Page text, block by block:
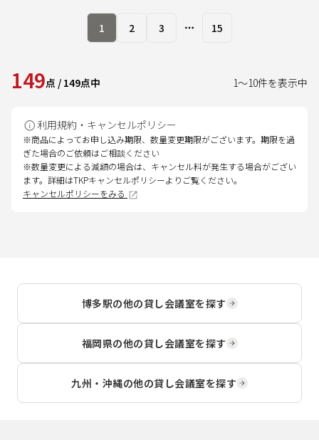
1 2 3 More pages
15
149点 / 149点中 1～10件を表示中
利用規約・キャンセルポリシー
※商品によってお申し込み期限、数量変更期限がございます。期限を過
ぎた場合のご依頼はご相談ください
※数量変更による減額の場合は、キャンセル料が発生する場合がござい
ます。詳細はTKPキャンセルポリシーよりご覧ください。
キャンセルポリシーをみる
博多駅の他の貸し会議室を探す
福岡県の他の貸し会議室を探す
九州・沖縄の他の貸し会議室を探す